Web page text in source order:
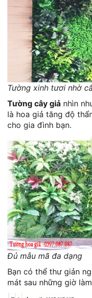
Tường xinh tươi nhờ
Tường cây giả nhìn
là hoa giả tăng độ
cho gia đình bạn.
Đủ mẫu mã đa dạng
Bạn có thể thư giản
mát sau những giờ